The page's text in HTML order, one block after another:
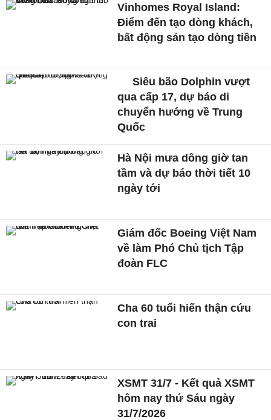
Vinhomes Royal Island:
Điểm đến tạo dòng khách,
bất động sản tạo dòng tiền
Siêu bão Dolphin vượt
qua cấp 17, dự báo di
chuyển hướng về Trung
Quốc
Hà Nội mưa dông giờ tan
tầm và dự báo thời tiết 10
ngày tới
Giám đốc Boeing Việt Nam
về làm Phó Chủ tịch Tập
đoàn FLC
Cha 60 tuổi hiến thận cứu
con trai
XSMT 31/7 - Kết quả XSMT
hôm nay thứ Sáu ngày
31/7/2026